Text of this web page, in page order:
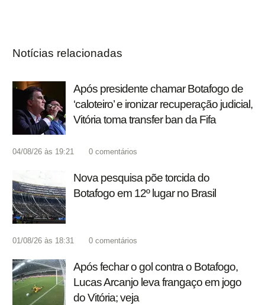
Notícias relacionadas
Após presidente chamar Botafogo de
‘caloteiro’ e ironizar recuperação judicial,
Vitória toma transfer ban da Fifa
04/08/26 às 19:21 0 comentários
Nova pesquisa põe torcida do
Botafogo em 12º lugar no Brasil
01/08/26 às 18:31 0 comentários
Após fechar o gol contra o Botafogo,
Lucas Arcanjo leva frangaço em jogo
do Vitória; veja